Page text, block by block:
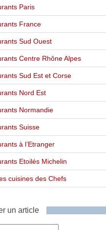
Paris
France
Sud Ouest
Centre Rhône Alpes
Sud Est et Corse
Nord Est
Normandie
Suisse
à l’Etranger
Etoilés Michelin
cuisines des Chefs
un article